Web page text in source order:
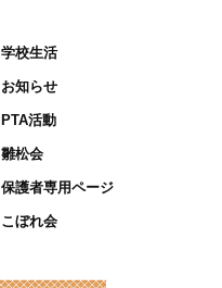
学校生活
お知らせ
PTA活動
雛松会
保護者専用ページ
こぼれ会